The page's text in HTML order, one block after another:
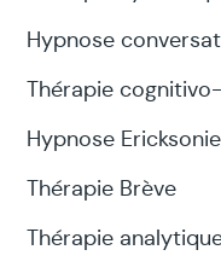
Hypnose
Thérapie
Hypnose
Thérapie Brève
Thérapie